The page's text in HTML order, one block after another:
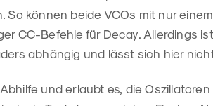
So können beide VCOs mit nur
CC-Befehle für Decay. Allerdings
abhängig und lässt sich hier
und erlaubt es, die